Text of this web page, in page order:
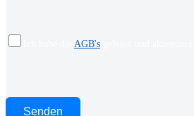
AGB's